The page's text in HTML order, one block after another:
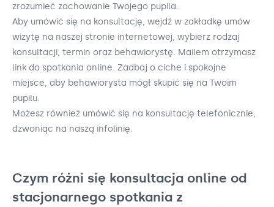
zrozumieć zachowanie Twojego pupila.
Aby umówić się na konsultację, wejdź w zakładkę umów
wizytę na naszej stronie internetowej, wybierz rodzaj
konsultacji, termin oraz behawiorystę. Mailem otrzymasz
link do spotkania online. Zadbaj o ciche i spokojne
miejsce, aby behawiorysta mógł skupić się na Twoim
pupilu.
Możesz również umówić się na konsultację telefonicznie,
dzwoniąc na naszą infolinię.
Czym różni się konsultacja online od
stacjonarnego spotkania z